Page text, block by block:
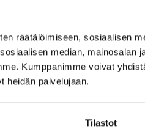
räätälöimiseen, sosiaalisen
median, mainosalan
Kumppanimme voivat
heidän palvelujaan.
Tilastot
helatorstain
ottaa päivystävään
puolen asioissa